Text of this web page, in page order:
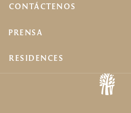
CONTÁCTENOS
PRENSA
RESIDENCES